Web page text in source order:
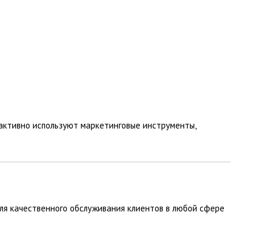
используют маркетинговые инструменты,
качественного обслуживания клиентов в любой сфере